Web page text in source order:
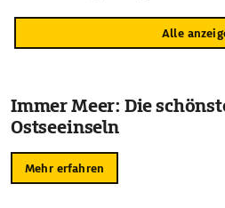
Alle
Immer Meer: Die
Ostseeinseln
Mehr erfahren